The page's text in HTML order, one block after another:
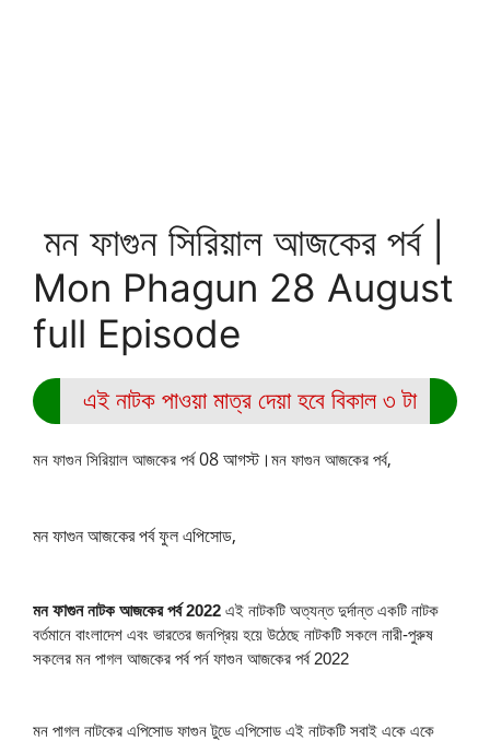
মন ফাগুন সিরিয়াল আজকের পর্ব |
Mon Phagun 28 August
full Episode
এই নাটক পাওয়া মাত্র দেয়া হবে বিকাল ৩ টা
মন ফাগুন সিরিয়াল আজকের পর্ব08 আগস্ট। মন ফাগুন আজকের পর্ব,
মন ফাগুন আজকের পর্ব ফুল এপিসোড,
মনফাগুননাটক আজকের পর্ব 2022 এই নাটকটি অত্যন্ত দুর্দান্ত একটি নাটক
বর্তমানে বাংলাদেশ এবং ভারতের জনপ্রিয় হয়ে উঠেছে নাটকটি সকলে নারী-পুরুষ
সকলের মন পাগল আজকের পর্ব পর্ন ফাগুন আজকের পর্ব 2022
মন পাগল নাটকের এপিসোড ফাগুন টুডে এপিসোড এই নাটকটি সবাই একে একে